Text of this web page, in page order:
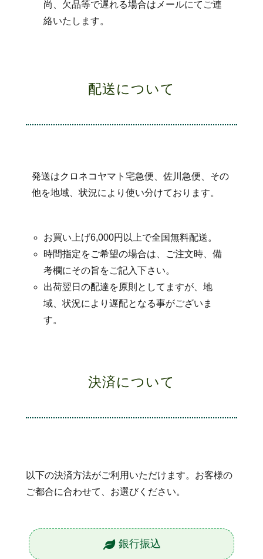
尚、欠品等で遅れる場合はメールにてご連
絡いたします。
配送について
発送はクロネコヤマト宅急便、佐川急便、その
他を地域、状況により使い分けております。
お買い上げ6,000円以上で全国無料配送。
時間指定をご希望の場合は、ご注文時、備
考欄にその旨をご記入下さい。
出荷翌日の配達を原則としてますが、地
域、状況により遅配となる事がございま
す。
決済について
以下の決済方法がご利用いただけます。お客様の
ご都合に合わせて、お選びください。
銀行振込